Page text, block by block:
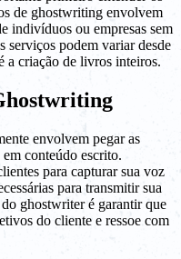
de ghostwriting envolvem
indivíduos ou empresas sem
serviços podem variar desde
a criação de livros inteiros.
envolvem pegar as
conteúdo escrito.
para capturar sua voz
para transmitir sua
ghostwriter é garantir que
do cliente e ressoe com